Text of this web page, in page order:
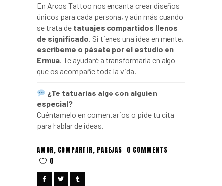
En Arcos Tattoo nos encanta crear diseños
únicos para cada persona, y aún más cuando
se trata de tatuajes compartidos llenos
de significado. Si tienes una idea en mente,
escríbeme o pásate por el estudio en
Ermua. Te ayudaré a transformarla en algo
que os acompañe toda la vida.
¿Te tatuarías algo con alguien
especial?
Cuéntamelo en comentarios o pide tu cita
para hablar de ideas.
AMOR, COMPARTIR, PAREJAS 0 COMMENTS
0